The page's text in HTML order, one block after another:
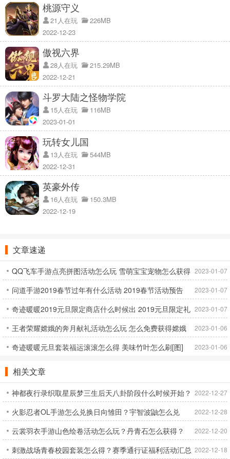
1、仙魔大战中所有的修仙者将会聚集于此，你将会见识到当初从未见
过的强悍修仙者们；
2、他们使用各种不同的秘术仙法，那都是失传已久的仙法，都是你想
要得到的东西；
3、在大战中拥有最高杀敌的人，可以让自己获得一件顶尖的橙色武器
与装备哦；
八仙外传官方版玩家评估：
1、在游戏中玩家可以与竞技场中的PK玩家进行不断的对决；
2、与他们决斗才能让自己的绝招变得更加的精湛；
3、并且去开发许多不同的新技能了哦；
八仙外传官方版说明：
八仙外传官方版还未上线，敬请期待！
桃源守义
21人在玩
226MB
2022-12-23
傲视六界
28人在玩
215.29MB
2022-12-21
斗罗大陆之怪物学院
15人在玩
116MB
2023-01-01
玩转女儿国
13人在玩
544MB
2022-12-31
英豪外传
16人在玩
150.3MB
2022-12-19
文章速递
QQ飞车手游点亮拼图活动怎么玩 雪萌宝宝宠物怎么获得 2023-01-07
问道手游2019春节过年有什么活动 2019春节活动预告 2023-01-07
奇迹暖暖2019元旦限定商店什么时候出 2019元旦限定礼
包一览[图]
2023-01-07
王者荣耀嫦娥的奔月献礼活动怎么玩 怎么免费获得嫦娥 2023-01-06
奇迹暖暖元旦套装福运滚滚怎么得 美味竹叶怎么刷[图] 2023-01-06
相关文章
神都夜行录织取星辰梦三生后天八卦阶段什么时候开始？
后天八卦召唤池有什么？
2022-12-27
火影忍者OL手游怎么兑换日向雏田？宇智波鼬怎么兑
换？[图]
2022-12-28
云裳羽衣手游山色绘卷活动怎么玩？丹青石怎么获得？
[图]
2022-12-20
刺激战场青春校园套装怎么得？赛季通行证福利活动汇总 2022-12-18